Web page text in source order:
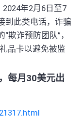
2024年2月6日至7
到此类电话，诈骗
欺诈预防团队”，
品卡以避免被监
每月30美元出